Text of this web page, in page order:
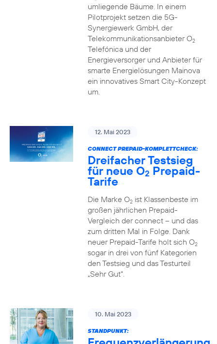
umliegende Bäume. In einem
Pilotprojekt setzen die 5G-
Synergiewerk GmbH, der
Telekommunikationsanbieter O2
Telefónica und der
Energieversorger und Anbieter für
smarte Energielösungen Mainova
ein innovatives Smart City-Konzept
um.
12. Mai 2023
CONNECT PREPAID-KOMPLETTCHECK:
Dreifacher Testsieg
für neue O2 Prepaid-
Tarife
Die Marke O2ist Klassenbeste im
großen jährlichen Prepaid-
Vergleich der connect – und das
zum dritten Mal in Folge. Dank
neuer Prepaid-Tarife holt sich O2
sogar in drei von fünf Kategorien
den Testsieg und das Testurteil
„Sehr Gut“.
10. Mai 2023
STANDPUNKT: